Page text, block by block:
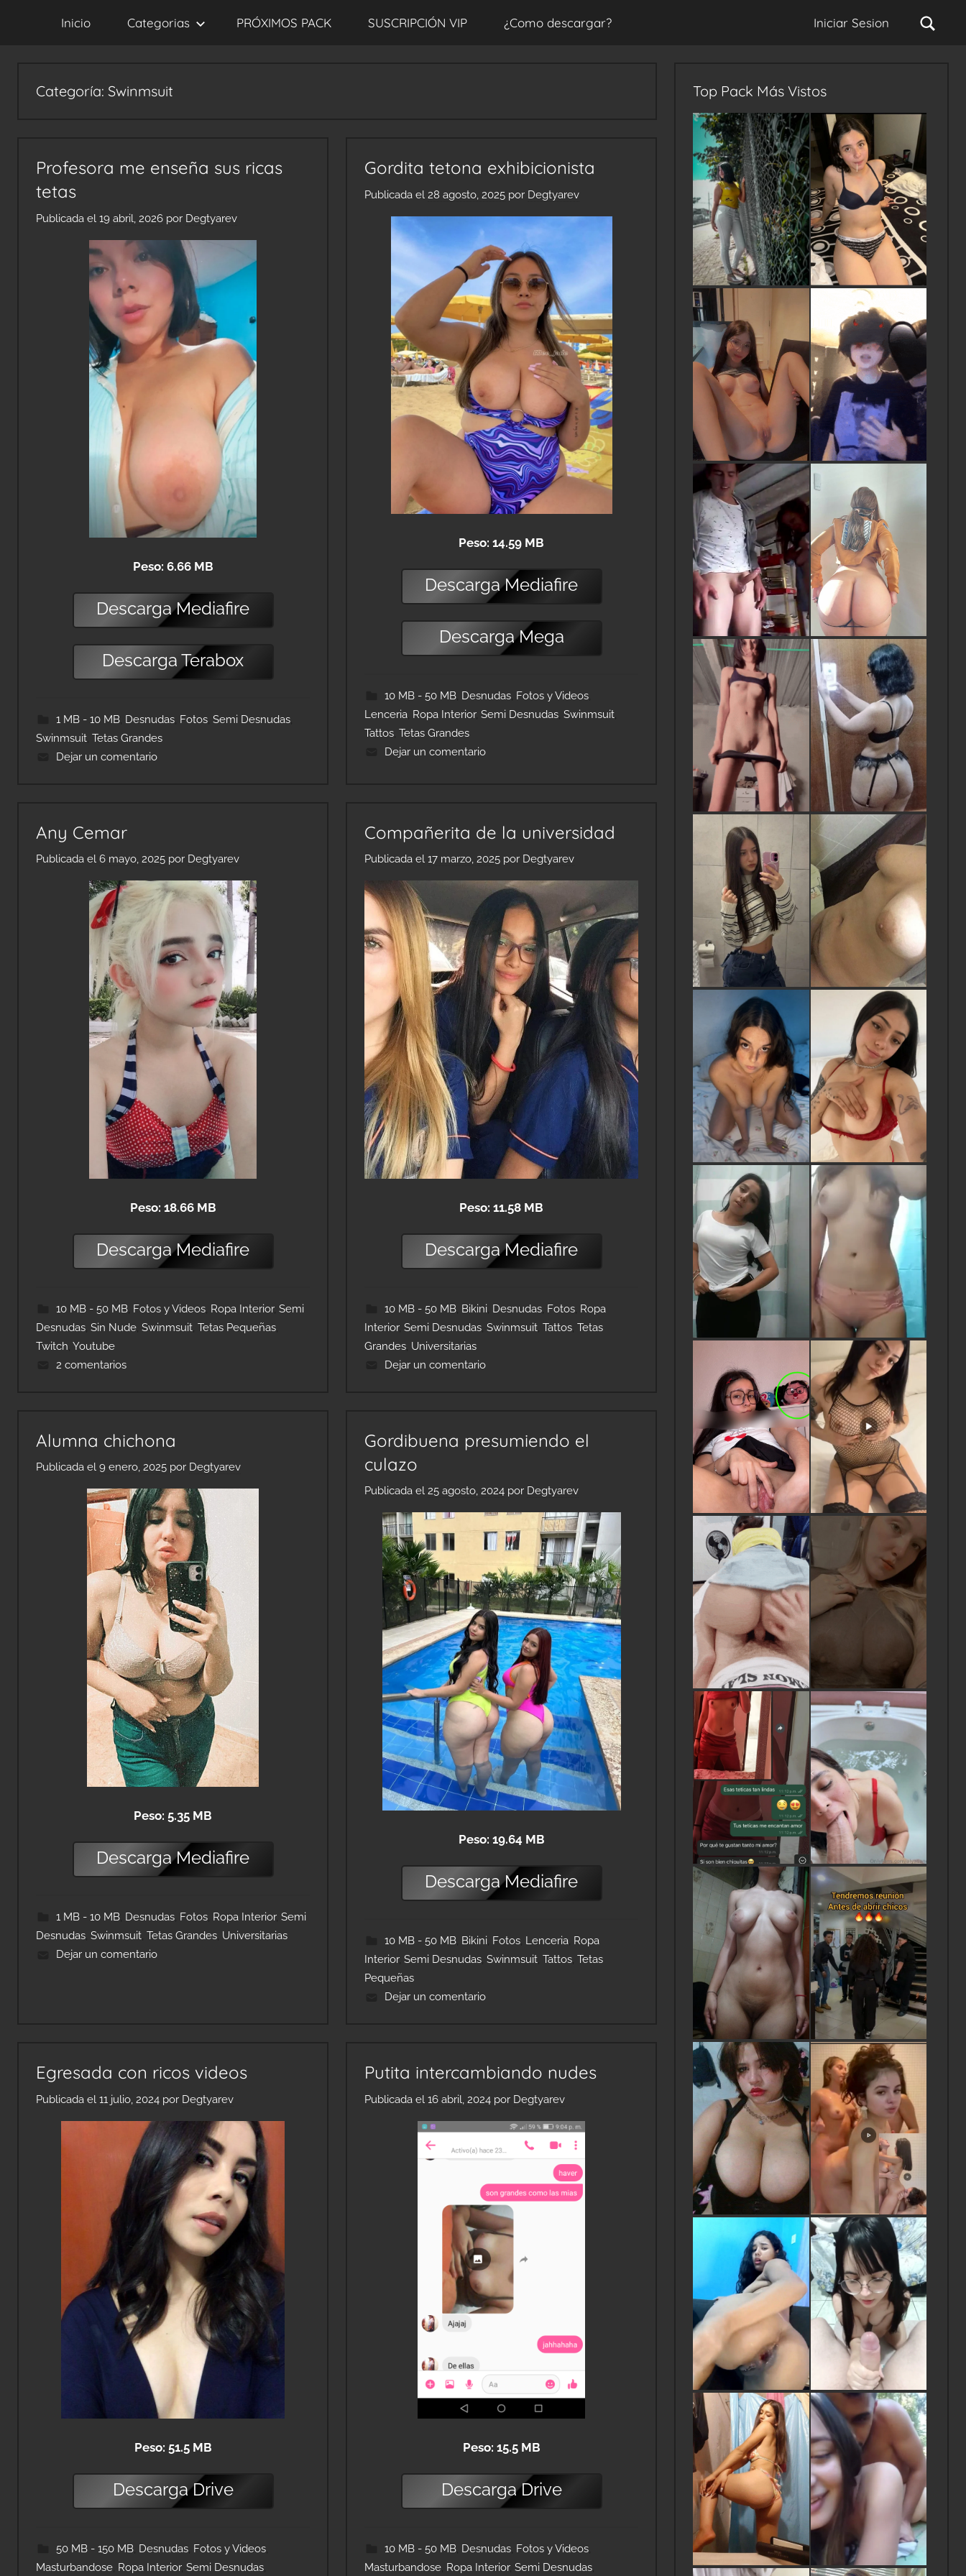
Inicio Categorias PRÓXIMOS PACK SUSCRIPCIÓN VIP ¿Como descargar? Iniciar Sesion
Categoría: Swinmsuit
Profesora me enseña sus ricas
tetas
Publicada el 19 abril, 2026 por Degtyarev
Peso: 6.66 MB
DescargaMediafire
DescargaTerabox
1 MB - 10 MB, Desnudas, Fotos, Semi Desnudas,
Swinmsuit Tetas Grandes
Dejar un comentario
Gordita tetona exhibicionista
Publicada el 28 agosto, 2025 por Degtyarev
Peso: 14.59 MB
DescargaMediafire
DescargaMega
10 MB - 50 MB, Desnudas, Fotos y Videos,
Lenceria Ropa Interior,Semi Desnudas ,Swinmsuit
Tattos ,Tetas Grandes
Dejar un comentario
Any Cemar
Publicada el 6 mayo, 2025 por Degtyarev
Peso: 18.66 MB
DescargaMediafire
10 MB - 50 MB, Fotos y Videos, Ropa Interior, Semi
Desnudas Sin Nude Swinmsuit Tetas Pequeñas
Twitch Youtube
2 comentarios
Compañerita de la universidad
Publicada el17 marzo, 2025 por Degtyarev
Peso: 11.58 MB
DescargaMediafire
10 MB - 50 MB, Bikini, Desnudas, Fotos, Ropa
Interior,Semi Desnudas ,Swinmsuit ,Tattos ,Tetas
Grandes Universitarias
Dejar un comentario
Alumna chichona
Publicada el 9 enero, 2025 por Degtyarev
Peso: 5.35 MB
DescargaMediafire
1 MB - 10 MB, Desnudas, Fotos, Ropa Interior, Semi
Desnudas Swinmsuit Tetas Grandes Universitarias
Dejar un comentario
Gordibuena presumiendo el
culazo
Publicada el25 agosto, 2024 por Degtyarev
Peso: 19.64 MB
DescargaMediafire
10 MB - 50 MB, Bikini, Fotos, Lenceria, Ropa
Interior,Semi Desnudas ,Swinmsuit ,Tattos ,Tetas
Pequeñas
Dejar un comentario
Egresada con ricos videos
Publicada el 11 julio, 2024 por Degtyarev
Peso: 51.5 MB
DescargaDrive
50 MB - 150 MB, Desnudas, Fotos y Videos,
Masturbandose Ropa Interior, Semi Desnudas
Putita intercambiando nudes
Publicada el16 abril, 2024 por Degtyarev
Peso: 15.5 MB
DescargaDrive
10 MB - 50 MB, Desnudas, Fotos y Videos,
Masturbandose Ropa Interior,Semi Desnudas
Top Pack Más Vistos